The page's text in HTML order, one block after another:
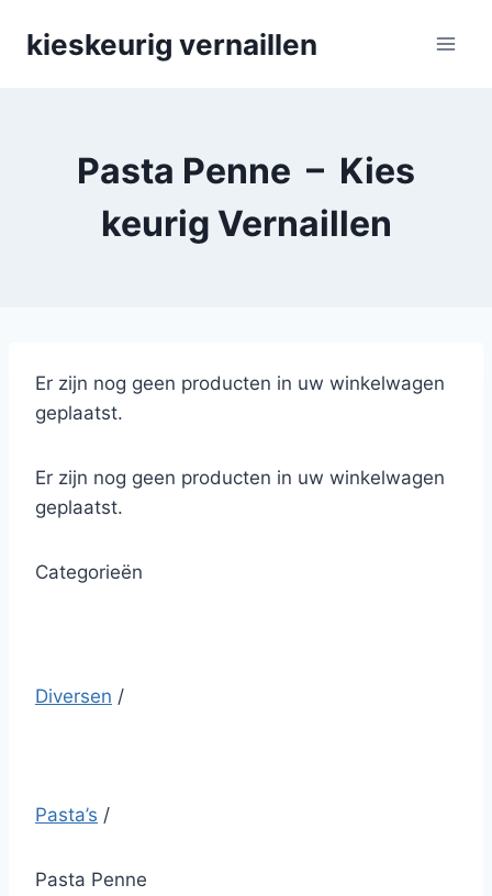
kieskeurig vernaillen
Pasta Penne – Kies
keurig Vernaillen
Er zijn nog geen producten in uw winkelwagen
geplaatst.
Er zijn nog geen producten in uw winkelwagen
geplaatst.
Categorieën
Diversen /
Pasta’s /
Pasta Penne